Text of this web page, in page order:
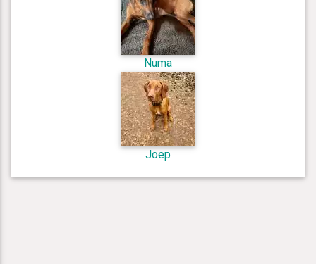
Numa
Joep